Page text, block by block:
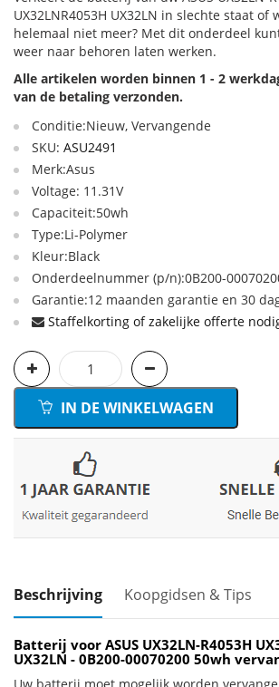
UX32LNR4053H UX32LN in slechte staat of
helemaal niet meer? Met dit onderdeel
weer naar behoren laten werken.
Alle artikelen worden binnen 1 - 2
van de betaling verzonden.
Conditie:Nieuw, Vervangende
SKU: ASU2491
Merk:Asus
Voltage: 11.31V
Capaciteit:50wh
Type:Li-Polymer
Kleur:Black
Onderdeelnummer (p/n):0B200-
Garantie:12 maanden garantie en 30
Staffelkorting of zakelijke offerte
IN DE WINKELWAGEN
Beschrijving Koopgidsen & Tips
Batterij voor ASUS UX32LN-R4053H
UX32LN - 0B200-00070200 50wh